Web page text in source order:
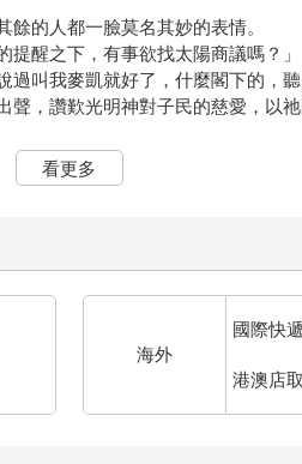
的人都一臉莫名其妙的表情。
醒之下，有事欲找太陽商議嗎？」
叫我麥凱就好了，什麼閣下的，聽
聲，讚歎光明神對子民的慈愛，以
蚊子，也還在可以忍受的範圍之內
周圍慢悠悠地飛，一路飛到我的
！重點是，絕對沒有蚊子！
、一堆外人和爛泥巴的地方要來得
看更多
海外
國際快
港澳店取